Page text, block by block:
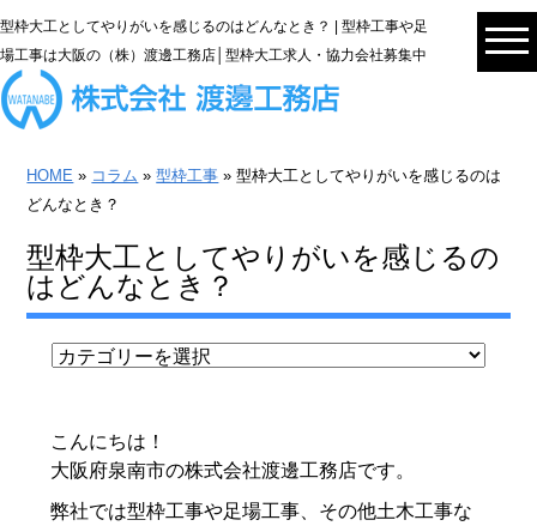
型枠大工としてやりがいを感じるのはどんなとき？ | 型枠工事や足
場工事は大阪の（株）渡邊工務店│型枠大工求人・協力会社募集中
HOME » コラム »型枠工事 » 型枠大工としてやりがいを感じるのは
どんなとき？
型枠大工としてやりがいを感じるの
はどんなとき？
こんにちは！
大阪府泉南市の株式会社渡邊工務店です。
弊社では型枠工事や足場工事、その他土木工事な